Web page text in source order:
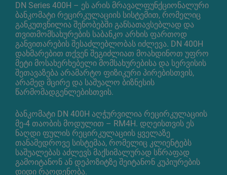
DN Series 400H – ეს არის მრავალფუნქციონალური
ბანკომატი რეცირკულაციის სისტემით, რომელიც
განკუთვნილია შენობებში განსათავსებლად და
თვითმომსახურების საბანკო არხის ფართოდ
განვითარების შესაძლებლობას იძლევა. DN 400H
დახმარებით თქვენ შეგიძლიათ მოახდინოთ უფრო
მეტი მოსახერხებელი მომსახურებისა და სერვისის
შეთავაზება არამარტო ფიზიკური პირებისთვის,
არამედ მცირე და საშუალო ბიზნესის
წარმომადგენლებისთვის.
ბანკომატი DN 400H აღჭურვილია რეცირკულაციის
მე-4 თაობის მოდულით – RM4H. დღეისთვის ეს
ნაღდი ფულის რეცირკულაციის ყველაზე
თანამედროვე სისტემაა, რომელიც კლიენტებს
საშუალებას აძლევს მაქსიმალურად სწრაფად
გამოიტანონ ან დეპოზიტზე შეიტანონ კუპიურების
დიდი რაოდენობა.